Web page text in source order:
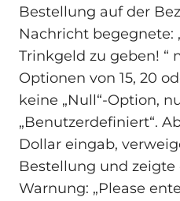
Bestellung auf der
Nachricht begegnete:
Trinkgeld zu geben! “
Optionen von 15, 20
keine „Null“-Option,
„Benutzerdefiniert“.
Dollar eingab,
Bestellung und
Warnung: „Please